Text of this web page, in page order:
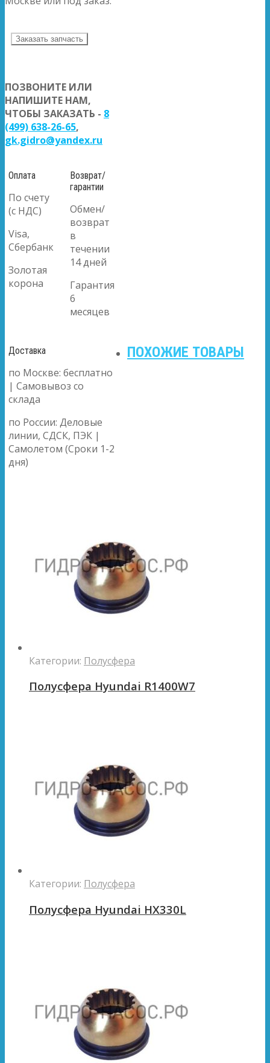
Заказать запчасть
ПОЗВОНИТЕ ИЛИ
НАПИШИТЕ НАМ,
ЧТОБЫ ЗАКАЗАТЬ - 8
(499) 638-26-65,
gk.gidro@yandex.ru
Оплата
По счету
(с НДС)
Visa,
Сбербанк
Золотая
корона
Возврат/
гарантии
Обмен/
возврат
в
течении
14 дней
Гарантия
6
месяцев
Доставка
по Москве: бесплатно
| Самовывоз со
склада
по России: Деловые
линии, СДСК, ПЭК |
Самолетом (Сроки 1-2
дня)
ПОХОЖИЕ ТОВАРЫ
Категории: Полусфера
Полусфера Hyundai R1400W7
Категории: Полусфера
Полусфера Hyundai HX330L